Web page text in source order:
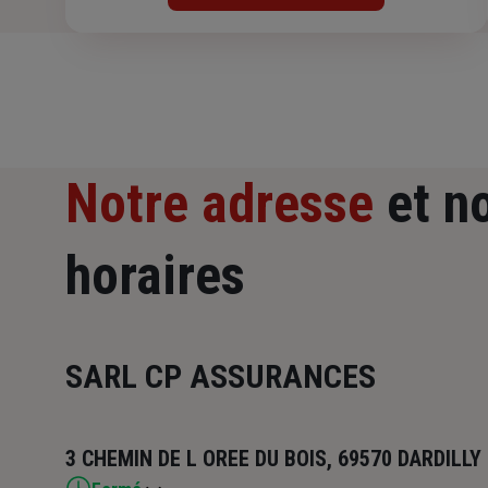
Notre adresse et
horaires
SARL CP ASSURANCES
3 CHEMIN DE L OREE DU BOIS, 69570 DARDILLY